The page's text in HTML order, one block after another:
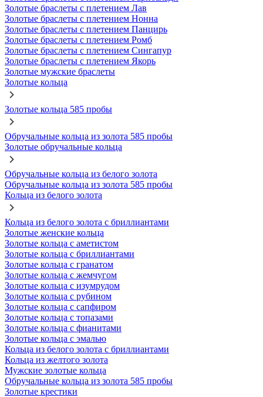
Золотые браслеты с плетением Лав
Золотые браслеты с плетением Нонна
Золотые браслеты с плетением Панцирь
Золотые браслеты с плетением Ромб
Золотые браслеты с плетением Сингапур
Золотые браслеты с плетением Якорь
Золотые мужские браслеты
Золотые кольца
Золотые кольца 585 пробы
Обручальные кольца из золота 585 пробы
Золотые обручальные кольца
Обручальные кольца из белого золота
Обручальные кольца из золота 585 пробы
Кольца из белого золота
Кольца из белого золота с бриллиантами
Золотые женские кольца
Золотые кольца с аметистом
Золотые кольца с бриллиантами
Золотые кольца с гранатом
Золотые кольца с жемчугом
Золотые кольца с изумрудом
Золотые кольца с рубином
Золотые кольца с сапфиром
Золотые кольца с топазами
Золотые кольца с фианитами
Золотые кольца с эмалью
Кольца из белого золота с бриллиантами
Кольца из желтого золота
Мужские золотые кольца
Обручальные кольца из золота 585 пробы
Золотые крестики